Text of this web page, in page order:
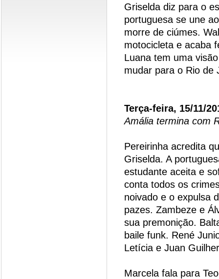
Griselda diz para o
portuguesa se une
morre de ciúmes.
motocicleta e acaba
Luana tem uma
mudar para o Rio de
Terça-feira, 15/11/
Amália termina com
Pereirinha acredita
Griselda. A
estudante aceita e
conta todos os
noivado e o expulsa
pazes. Zambeze e
sua premonição.
baile funk. René
Letícia e Juan
Marcela fala para